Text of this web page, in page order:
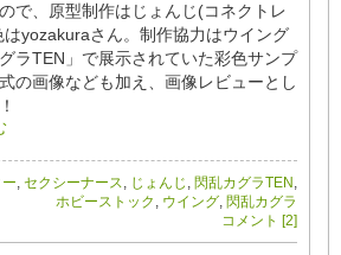
で、原型制作はじょんじ(コネクトレ
はyozakuraさん。制作協力はウイング
ラTEN」で展示されていた彩色サンプ
の画像なども加え、画像レビューとし
, セクシーナース, じょんじ , 閃乱カグラTEN ,
ホビーストック , ウイング, 閃乱カグラ
コメント [2]